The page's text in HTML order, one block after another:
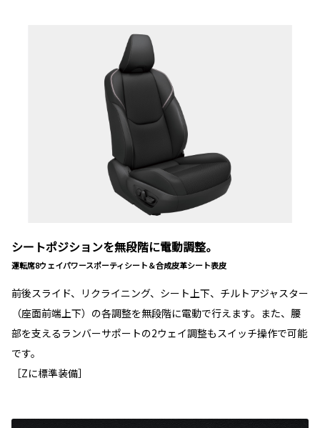
シートポジションを無段階に電動調整。
運転席8ウェイパワースポーティシート＆合成皮革シート表皮
前後スライド、リクライニング、シート上下、チルトアジャスター
（座面前端上下）の各調整を無段階に電動で行えます。また、腰
部を支えるランバーサポートの2ウェイ調整もスイッチ操作で可能
です。
［Zに標準装備］